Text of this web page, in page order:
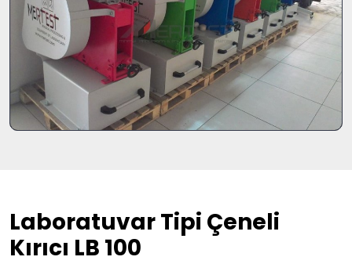
Laboratuvar Tipi Çeneli
Kırıcı LB 100